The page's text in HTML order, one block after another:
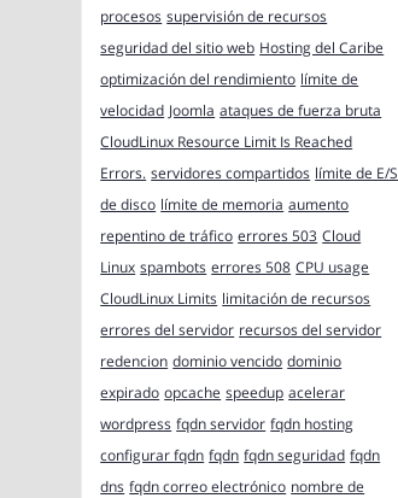
procesos supervisión de recursos
seguridad del sitio web Hosting del Caribe
optimización del rendimiento límite de
velocidad Joomla ataques de fuerza bruta
CloudLinux Resource Limit Is Reached
Errors. servidores compartidos límite de E/S
de disco límite de memoria aumento
repentino de tráfico errores 503 Cloud
Linux spambots errores 508 CPU usage
CloudLinux Limits limitación de recursos
errores del servidor recursos del servidor
redencion dominio vencido dominio
expirado opcache speedup acelerar
wordpress fqdn servidor fqdn hosting
configurar fqdn fqdn fqdn seguridad fqdn
dns fqdn correo electrónico nombre de